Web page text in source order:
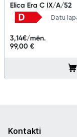
Elica Era C IX/A/52
Datu
99,00 €
3,14€/mēn.
Kontakti